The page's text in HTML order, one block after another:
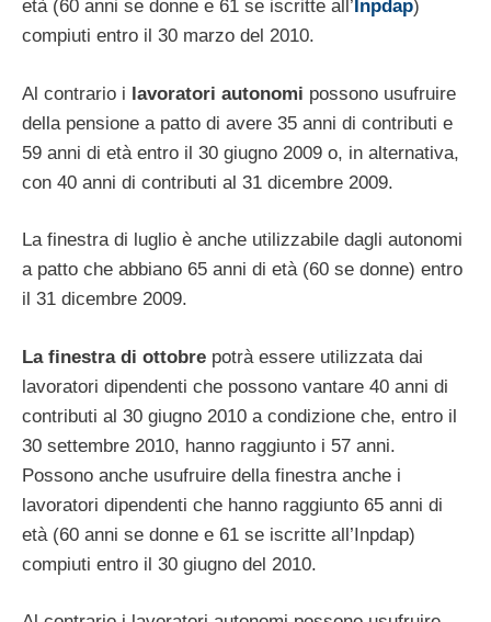
età (60 anni se donne e 61 se iscritte all’ Inpdap)
compiuti entro il 30 marzo del 2010.
Al contrario i lavoratori autonomi possono usufruire
della pensione a patto di avere 35 anni di contributi e
59 anni di età entro il 30 giugno 2009 o, in alternativa,
con 40 anni di contributi al 31 dicembre 2009.
La finestra di luglio è anche utilizzabile dagli autonomi
a patto che abbiano 65 anni di età (60 se donne) entro
il 31 dicembre 2009.
La finestra di ottobre potrà essere utilizzata dai
lavoratori dipendenti che possono vantare 40 anni di
contributi al 30 giugno 2010 a condizione che, entro il
30 settembre 2010, hanno raggiunto i 57 anni.
Possono anche usufruire della finestra anche i
lavoratori dipendenti che hanno raggiunto 65 anni di
età (60 anni se donne e 61 se iscritte all’Inpdap)
compiuti entro il 30 giugno del 2010.